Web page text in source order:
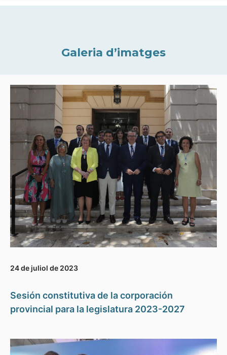
Galeria d’imatges
24 de juliol de 2023
Sesión constitutiva de la corporación
provincial para la legislatura 2023-2027